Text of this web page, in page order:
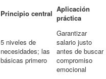
Principio central Aplicación
práctica
5 niveles de
necesidades; las
básicas primero
Garantizar
salario justo
antes de buscar
compromiso
emocional